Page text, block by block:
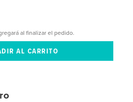
al finalizar el pedido.